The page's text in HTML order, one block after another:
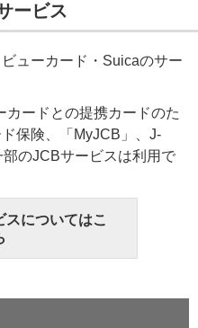
ービス
ューカード・Suicaのサー
ードとの提携カードのた
保険、「MyJCB」、J-
のJCBサービスは利用で
についてはこ